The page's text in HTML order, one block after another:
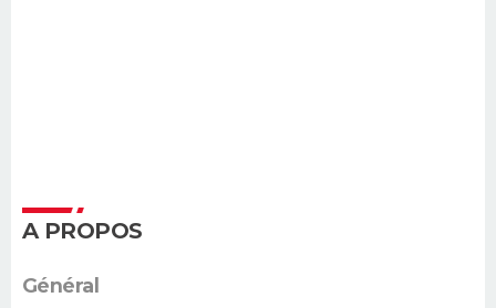
A PROPOS
Général